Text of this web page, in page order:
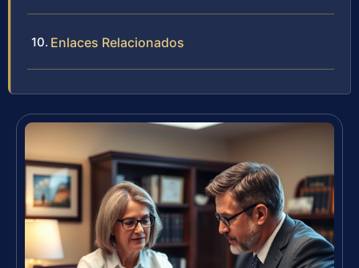
Enlaces Relacionados